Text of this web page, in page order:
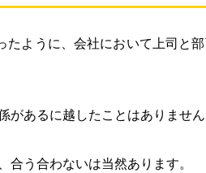
たように、会社において上司と
あるに越したことはありません
合う合わないは当然あります。